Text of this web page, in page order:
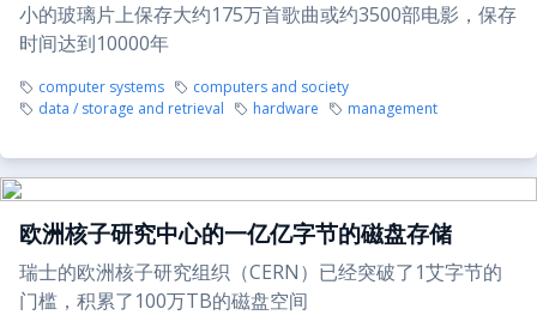
小的玻璃片上保存大约175万首歌曲或约3500部电影，保存
时间达到10000年
computer systems
computers and society
data / storage and retrieval
hardware management
欧洲核子研究中心的一亿亿字节的磁盘存储
瑞士的欧洲核子研究组织（CERN）已经突破了1艾字节的
门槛，积累了100万TB的磁盘空间